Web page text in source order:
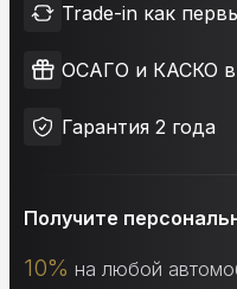
Trade-in как
ОСАГО и КАСКО в
Гарантия 2 года
Получите
10% на любой